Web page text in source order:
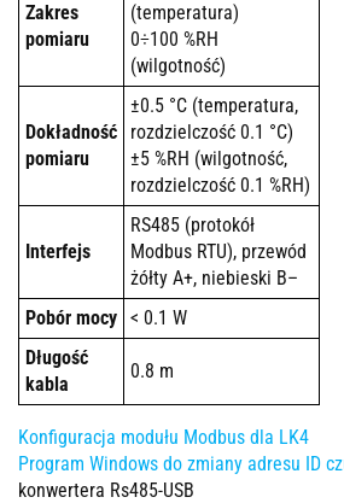
Zakres
pomiaru
(temperatura)
0÷100 %RH
(wilgotność)
Dokładność
pomiaru
±0.5 °C (temperatura,
rozdzielczość 0.1 °C)
±5 %RH (wilgotność,
rozdzielczość 0.1 %RH)
Interfejs
RS485 (protokół
Modbus RTU), przewód
żółty A+, niebieski B–
Pobór mocy < 0.1 W
Długość
kabla
0.8 m
Konfiguracja modułu Modbus dla LK4
Program Windows do zmiany adresu ID
konwertera Rs485-USB